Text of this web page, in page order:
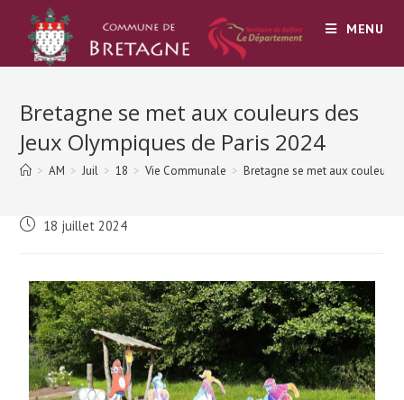
MENU
Bretagne se met aux couleurs des
Jeux Olympiques de Paris 2024
> AM > Juil > 18 > Vie Communale > Bretagne se met aux couleurs
18 juillet 2024